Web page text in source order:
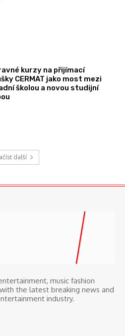
kurzy na přijímací
CERMAT jako most mezi
školou a novou studijní
další
music fashion
the latest breaking news and
industry.